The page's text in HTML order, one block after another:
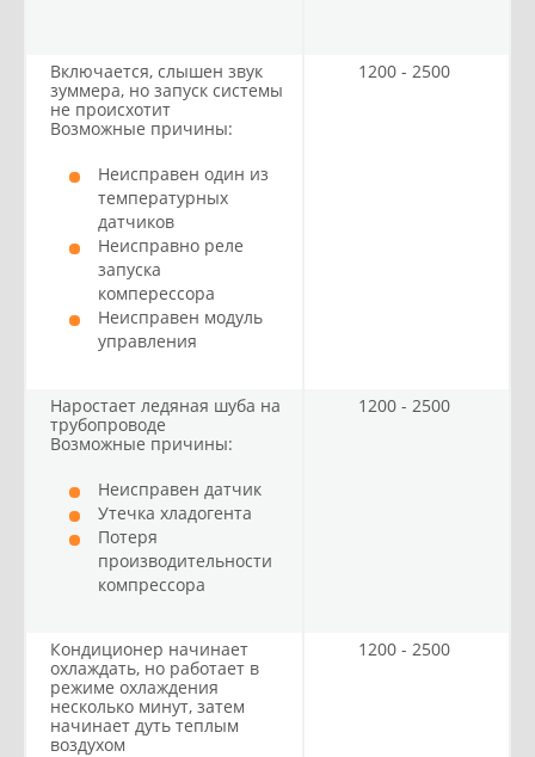
Включается, слышен звук
зуммера, но запуск системы
не происхотит
Возможные причины:
Неисправен один из
температурных
датчиков
Неисправно реле
запуска
комперессора
Неисправен модуль
управления
1200 - 2500
Наростает ледяная шуба на
трубопроводе
Возможные причины:
Неисправен датчик
Утечка хладогента
Потеря
производительности
компрессора
1200 - 2500
Кондиционер начинает
охлаждать, но работает в
режиме охлаждения
несколько минут, затем
начинает дуть теплым
воздухом
1200 - 2500